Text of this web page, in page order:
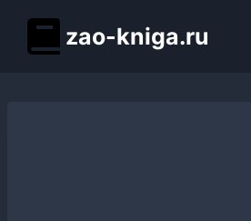
содержимому
zao-kniga.ru